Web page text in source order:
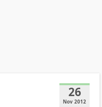
26
Nov 2012